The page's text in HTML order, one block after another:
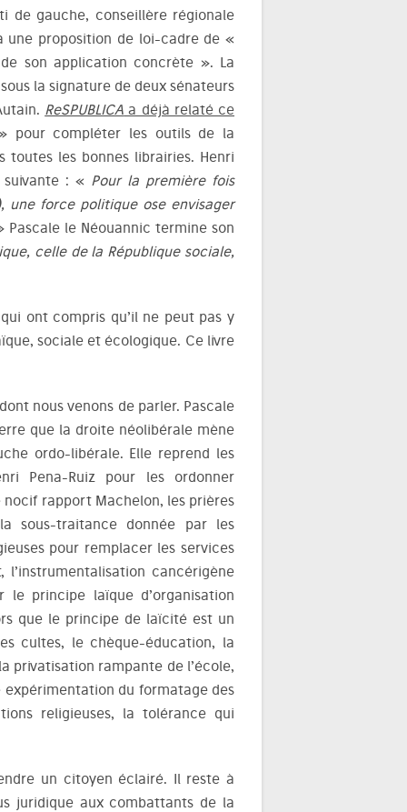
de gauche, conseillère régionale
une proposition de loi-cadre de «
son application concrète ». La
la signature de deux sénateurs
ReSPUBLICA a déjà relaté ce
pour compléter les outils de la
les bonnes librairies. Henri
: « Pour la première fois
une force politique ose envisager
Pascale le Néouannic termine son
celle de la République sociale,
ont compris qu’il ne peut pas y
sociale et écologique. Ce livre
nous venons de parler. Pascale
que la droite néolibérale mène
ordo-libérale. Elle reprend les
Pena-Ruiz pour les ordonner
rapport Machelon, les prières
sous-traitance donnée par les
pour remplacer les services
l’instrumentalisation cancérigène
principe laïque d’organisation
que le principe de laïcité est un
cultes, le chèque-éducation, la
privatisation rampante de l’école,
expérimentation du formatage des
religieuses, la tolérance qui
un citoyen éclairé. Il reste à
juridique aux combattants de la